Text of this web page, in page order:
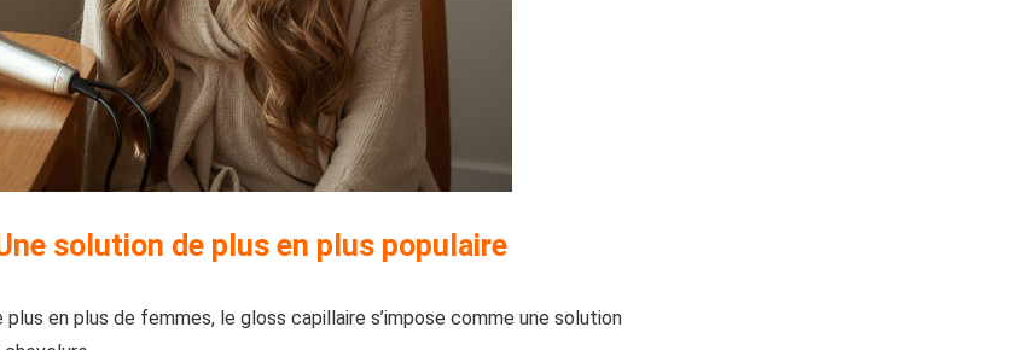
solution de plus en plus populaire
en plus de femmes, le gloss capillaire s’impose comme une solution